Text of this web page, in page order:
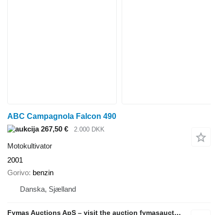
ABC Campagnola Falcon 490
267,50 €
2.000 DKK
Motokultivator
2001
Gorivo benzin
Danska, Sjælland
Fymas Auctions ApS – visit the auction fymasauctions.dk